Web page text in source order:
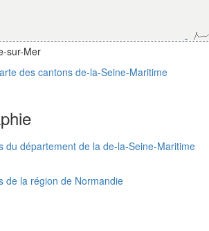
sur-Mer
des cantons de-la-Seine-Maritime
du département de la de-la-Seine-Maritime
de la région de Normandie